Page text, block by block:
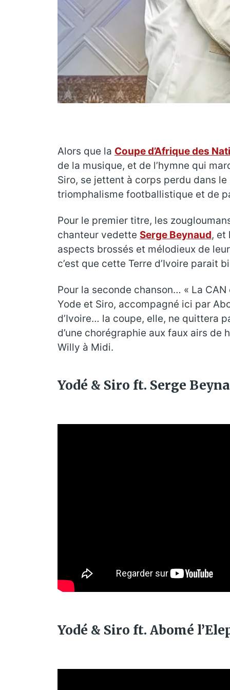
Alors que la Coupe d’Afrique des
de la musique, et de l’hymne qui
Siro, se jettent à corps perdu dans
triomphalisme footballistique et de
Pour le premier titre, les
chanteur vedette Serge Beynaud, et
aspects brossés et mélodieux de
c’est que cette Terre d’Ivoire parait
Pour la seconde chanson… « La
Yode et Siro, accompagné ici par
d’Ivoire… la coupe, elle, ne quittera
d’une chorégraphie aux faux airs de
Willy à Midi.
Yodé & Siro ft. Serge
Yodé & Siro ft. Abomé